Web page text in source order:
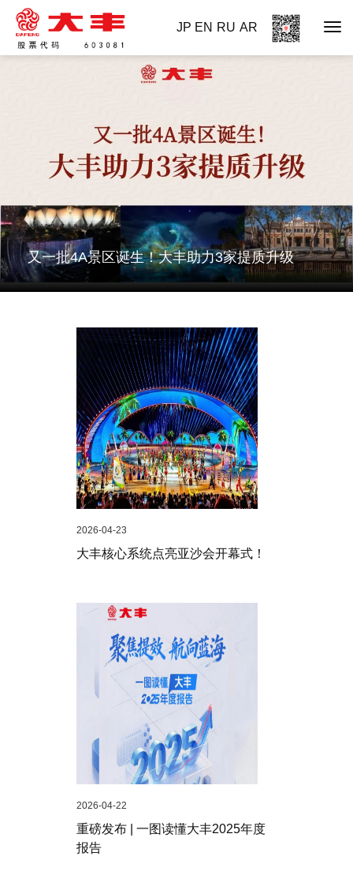
JP EN RU AR
又一批4A景区诞生！大丰助力3家提质升级
2026-04-23
大丰核心系统点亮亚沙会开幕式！
2026-04-22
重磅发布 | 一图读懂大丰2025年度
报告